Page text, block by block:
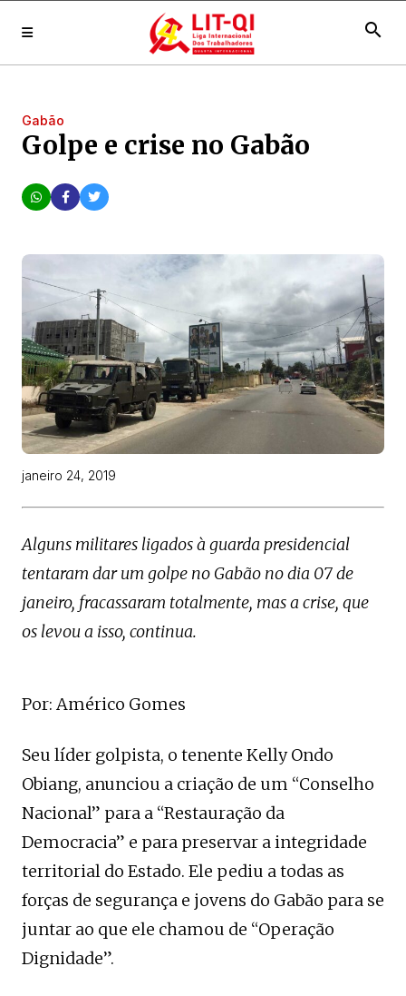
search
Gabão
Golpe e crise no Gabão
janeiro 24, 2019
Alguns militares ligados à guarda presidencial
tentaram dar um golpe no Gabão no dia 07 de
janeiro, fracassaram totalmente, mas a crise, que
os levou a isso, continua.
Por: Américo Gomes
Seu líder golpista, o tenente Kelly Ondo
Obiang, anunciou a criação de um “Conselho
Nacional” para a “Restauração da
Democracia” e para preservar a integridade
territorial do Estado. Ele pediu a todas as
forças de segurança e jovens do Gabão para se
juntar ao que ele chamou de “Operação
Dignidade”.